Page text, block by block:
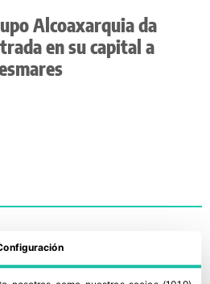
Alcoaxarquia da
en su capital a
Capital entra en
con una